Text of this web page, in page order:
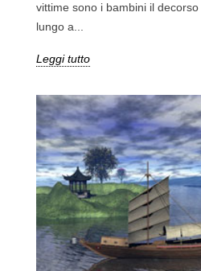
vittime sono i bambini il
lungo a...
Leggi tutto